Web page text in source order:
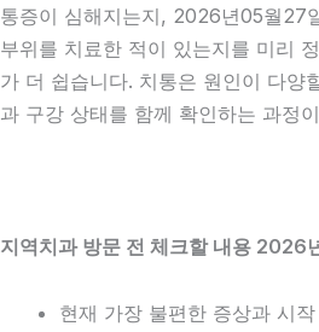
통증이 심해지는지, 2026년05월27
부위를 치료한 적이 있는지를 미리
가 더 쉽습니다. 치통은 원인이 다양
과 구강 상태를 함께 확인하는 과정
지역치과 방문 전 체크할 내용
현재 가장 불편한 증상과 시